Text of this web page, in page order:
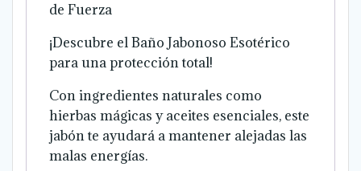
de Fuerza
¡Descubre el Baño Jabonoso Esotérico
para una protección total!
Con ingredientes naturales como
hierbas mágicas y aceites esenciales, este
jabón te ayudará a mantener alejadas las
malas energías.